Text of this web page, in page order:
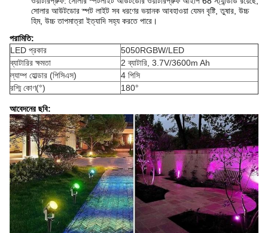
সোলার আউটডোর স্পট লাইট সব ধরণের ভয়ানক আবহাওয়া যেমন বৃষ্টি, তুষার, উচ্চ
হিম, উচ্চ তাপমাত্রা ইত্যাদি সহ্য করতে পারে।
পরামিতি:
LED প্রকার
5050RGBW/LED
ব্যাটারির ক্ষমতা
2 ব্যাটারি, 3.7V/3600m Ah
ল্যাম্প হোল্ডার (পিসিএস)
4 পিসি
রশ্মি কোণ(°)
180°
আবেদনের ছবি: